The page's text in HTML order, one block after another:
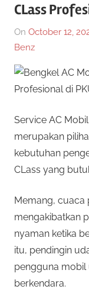
CLass
On October 12,
Benz
Service AC
merupakan
kebutuhan
CLass yang
Memang, cuaca
mengakibatkan
nyaman ketika
itu, pendingin
pengguna mobil
berkendara.